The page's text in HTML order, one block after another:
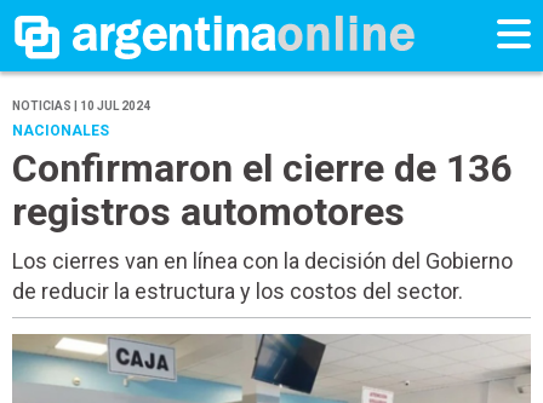
NOTICIAS | 10 JUL 2024
NACIONALES
Confirmaron el cierre de 136
registros automotores
Los cierres van en línea con la decisión del Gobierno
de reducir la estructura y los costos del sector.